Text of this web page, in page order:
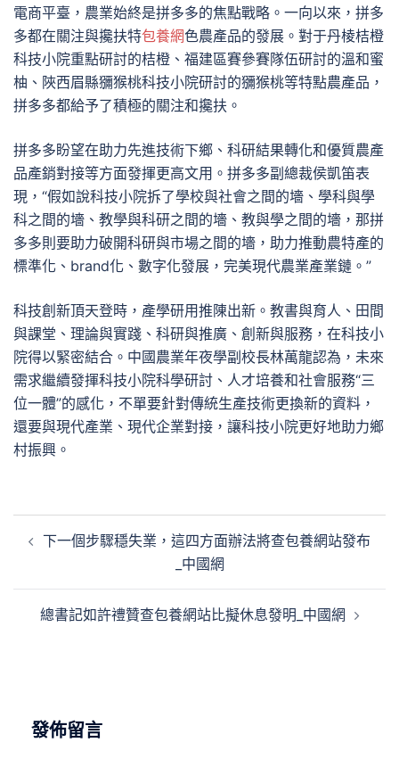
電商平臺，農業始終是拼多多的焦點戰略。一向以來，拼多
多都在關注與攙扶特包養網色農產品的發展。對于丹棱桔橙
科技小院重點研討的桔橙、福建區賽參賽隊伍研討的溫和蜜
柚、陜西眉縣獼猴桃科技小院研討的獼猴桃等特點農產品，
拼多多都給予了積極的關注和攙扶。
拼多多盼望在助力先進技術下鄉、科研結果轉化和優質農產
品產銷對接等方面發揮更高文用。拼多多副總裁侯凱笛表
現，“假如說科技小院拆了學校與社會之間的墻、學科與學
科之間的墻、教學與科研之間的墻、教與學之間的墻，那拼
多多則要助力破開科研與市場之間的墻，助力推動農特產的
標準化、brand化、數字化發展，完美現代農業產業鏈。”
科技創新頂天登時，產學研用推陳出新。教書與育人、田間
與課堂、理論與實踐、科研與推廣、創新與服務，在科技小
院得以緊密結合。中國農業年夜學副校長林萬龍認為，未來
需求繼續發揮科技小院科學研討、人才培養和社會服務“三
位一體”的感化，不單要針對傳統生產技術更換新的資料，
還要與現代產業、現代企業對接，讓科技小院更好地助力鄉
村振興。
章 下一個步驟穩失業，這四方面辦法將查包養網站發布
_中國網
總書記如許禮贊查包養網站比擬休息發明_中國網
發佈留言